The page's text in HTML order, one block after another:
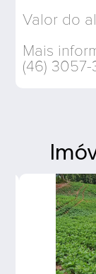
Valor do
Mais
(46)